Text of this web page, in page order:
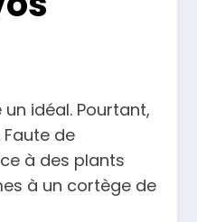
idéal. Pourtant,
de
à des plants
à un cortège de